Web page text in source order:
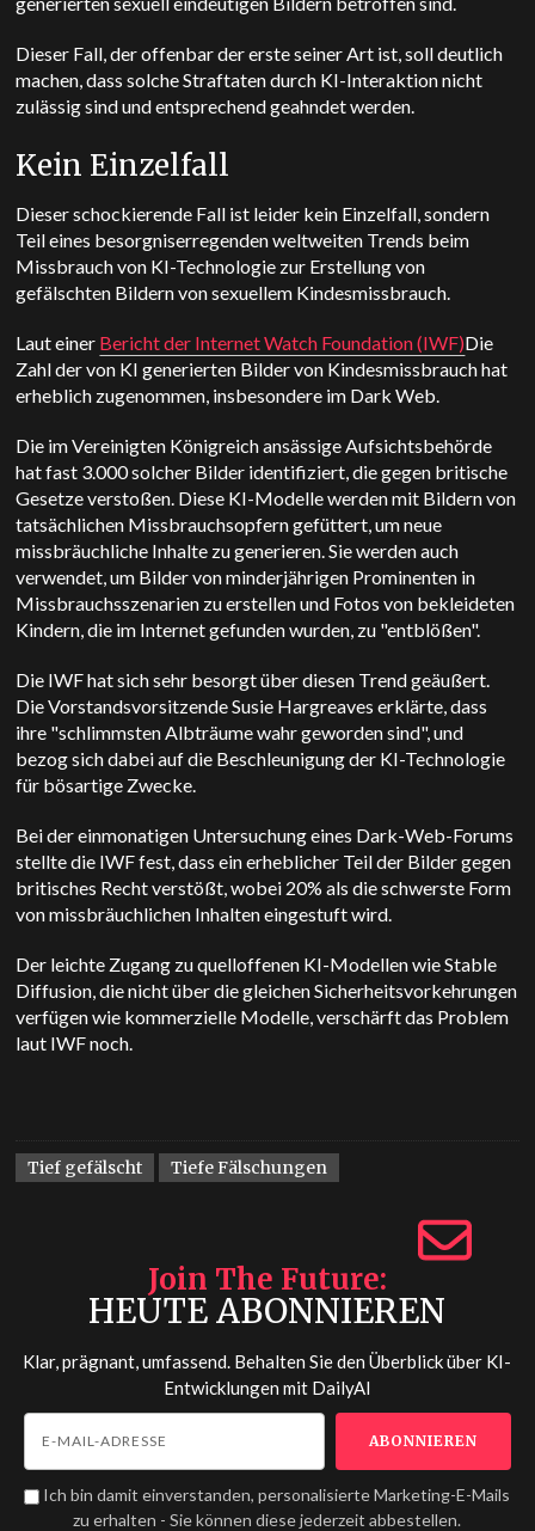
Dieser Fall, der offenbar der erste seiner Art ist, soll deutlich
machen, dass solche Straftaten durch KI-Interaktion nicht
zulässig sind und entsprechend geahndet werden.
Kein Einzelfall
Dieser schockierende Fall ist leider kein Einzelfall, sondern
Teil eines besorgniserregenden weltweiten Trends beim
Missbrauch von KI-Technologie zur Erstellung von
gefälschten Bildern von sexuellem Kindesmissbrauch.
Laut einer Bericht der Internet Watch Foundation (IWF)Die
Zahl der von KI generierten Bilder von Kindesmissbrauch hat
erheblich zugenommen, insbesondere im Dark Web.
Die im Vereinigten Königreich ansässige Aufsichtsbehörde
hat fast 3.000 solcher Bilder identifiziert, die gegen britische
Gesetze verstoßen. Diese KI-Modelle werden mit Bildern von
tatsächlichen Missbrauchsopfern gefüttert, um neue
missbräuchliche Inhalte zu generieren. Sie werden auch
verwendet, um Bilder von minderjährigen Prominenten in
Missbrauchsszenarien zu erstellen und Fotos von bekleideten
Kindern, die im Internet gefunden wurden, zu "entblößen".
Die IWF hat sich sehr besorgt über diesen Trend geäußert.
Die Vorstandsvorsitzende Susie Hargreaves erklärte, dass
ihre "schlimmsten Albträume wahr geworden sind", und
bezog sich dabei auf die Beschleunigung der KI-Technologie
für bösartige Zwecke.
Bei der einmonatigen Untersuchung eines Dark-Web-Forums
stellte die IWF fest, dass ein erheblicher Teil der Bilder gegen
britisches Recht verstößt, wobei 20% als die schwerste Form
von missbräuchlichen Inhalten eingestuft wird.
Der leichte Zugang zu quelloffenen KI-Modellen wie Stable
Diffusion, die nicht über die gleichen Sicherheitsvorkehrungen
verfügen wie kommerzielle Modelle, verschärft das Problem
laut IWF noch.
Tief gefälscht Tiefe Fälschungen
Join The Future
HEUTE ABONNIEREN
Klar, prägnant, umfassend. Behalten Sie den Überblick über KI-
Entwicklungen mit DailyAI
Ich bin damit einverstanden, personalisierte Marketing-E-Mails
zu erhalten - Sie können diese jederzeit abbestellen.